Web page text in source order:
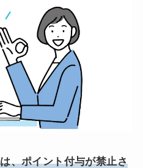
、ポイント付与が禁止さ